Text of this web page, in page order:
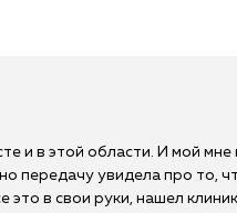
и в этой области. И мой
передачу увидела про то,
в свои руки, нашел